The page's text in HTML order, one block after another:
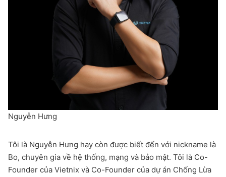
Nguyễn Hưng
Tôi là Nguyễn Hưng hay còn được biết đến với nickname là
Bo, chuyên gia về hệ thống, mạng và bảo mật. Tôi là Co-
Founder của Vietnix và Co-Founder của dự án Chống Lừa